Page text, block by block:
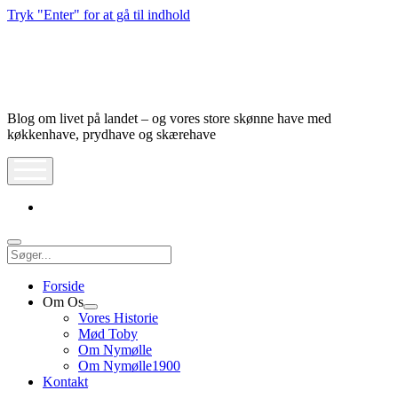
Tryk "Enter" for at gå til indhold
Blog om livet på landet – og vores store skønne have med
køkkenhave, prydhave og skærehave
Søg
Forside
Om Os
Åbn
dropdown
meny
Vores Historie
Mød Toby
Om Nymølle
Om Nymølle1900
Kontakt